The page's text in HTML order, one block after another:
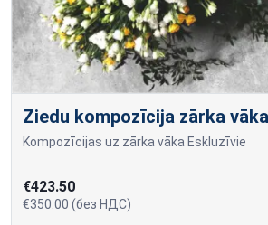
Ziedu kompozīcija zārka
Kompozīcijas uz zārka vāka Eskluzīvie
€423.50
€350.00 (без НДС)